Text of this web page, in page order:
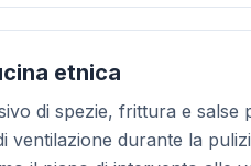
etnica
di spezie, frittura e
ventilazione durante la